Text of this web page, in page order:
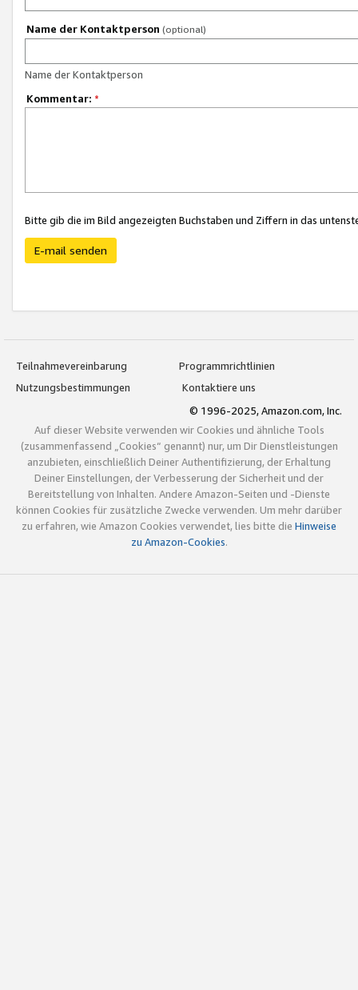
Name der Kontaktperson (optional)
Name der Kontaktperson
Kommentar: *
Bitte gib die im Bild angezeigten Buchstaben und Ziffern in das
E-mail senden
Teilnahmevereinbarung
Programmrichtlinien
Nutzungsbestimmungen
Kontaktiere uns
© 1996-2025, Amazon.com, Inc.
Auf dieser Website verwenden wir Cookies und ähnliche Tools
(zusammenfassend „Cookies“ genannt) nur, um Dir Dienstleistungen
anzubieten, einschließlich Deiner Authentifizierung, der Erhaltung
Deiner Einstellungen, der Verbesserung der Sicherheit und der
Bereitstellung von Inhalten. Andere Amazon-Seiten und -Dienste
können Cookies für zusätzliche Zwecke verwenden. Um mehr darüber
zu erfahren, wie Amazon Cookies verwendet, lies bitte die Hinweise
zu Amazon-Cookies.